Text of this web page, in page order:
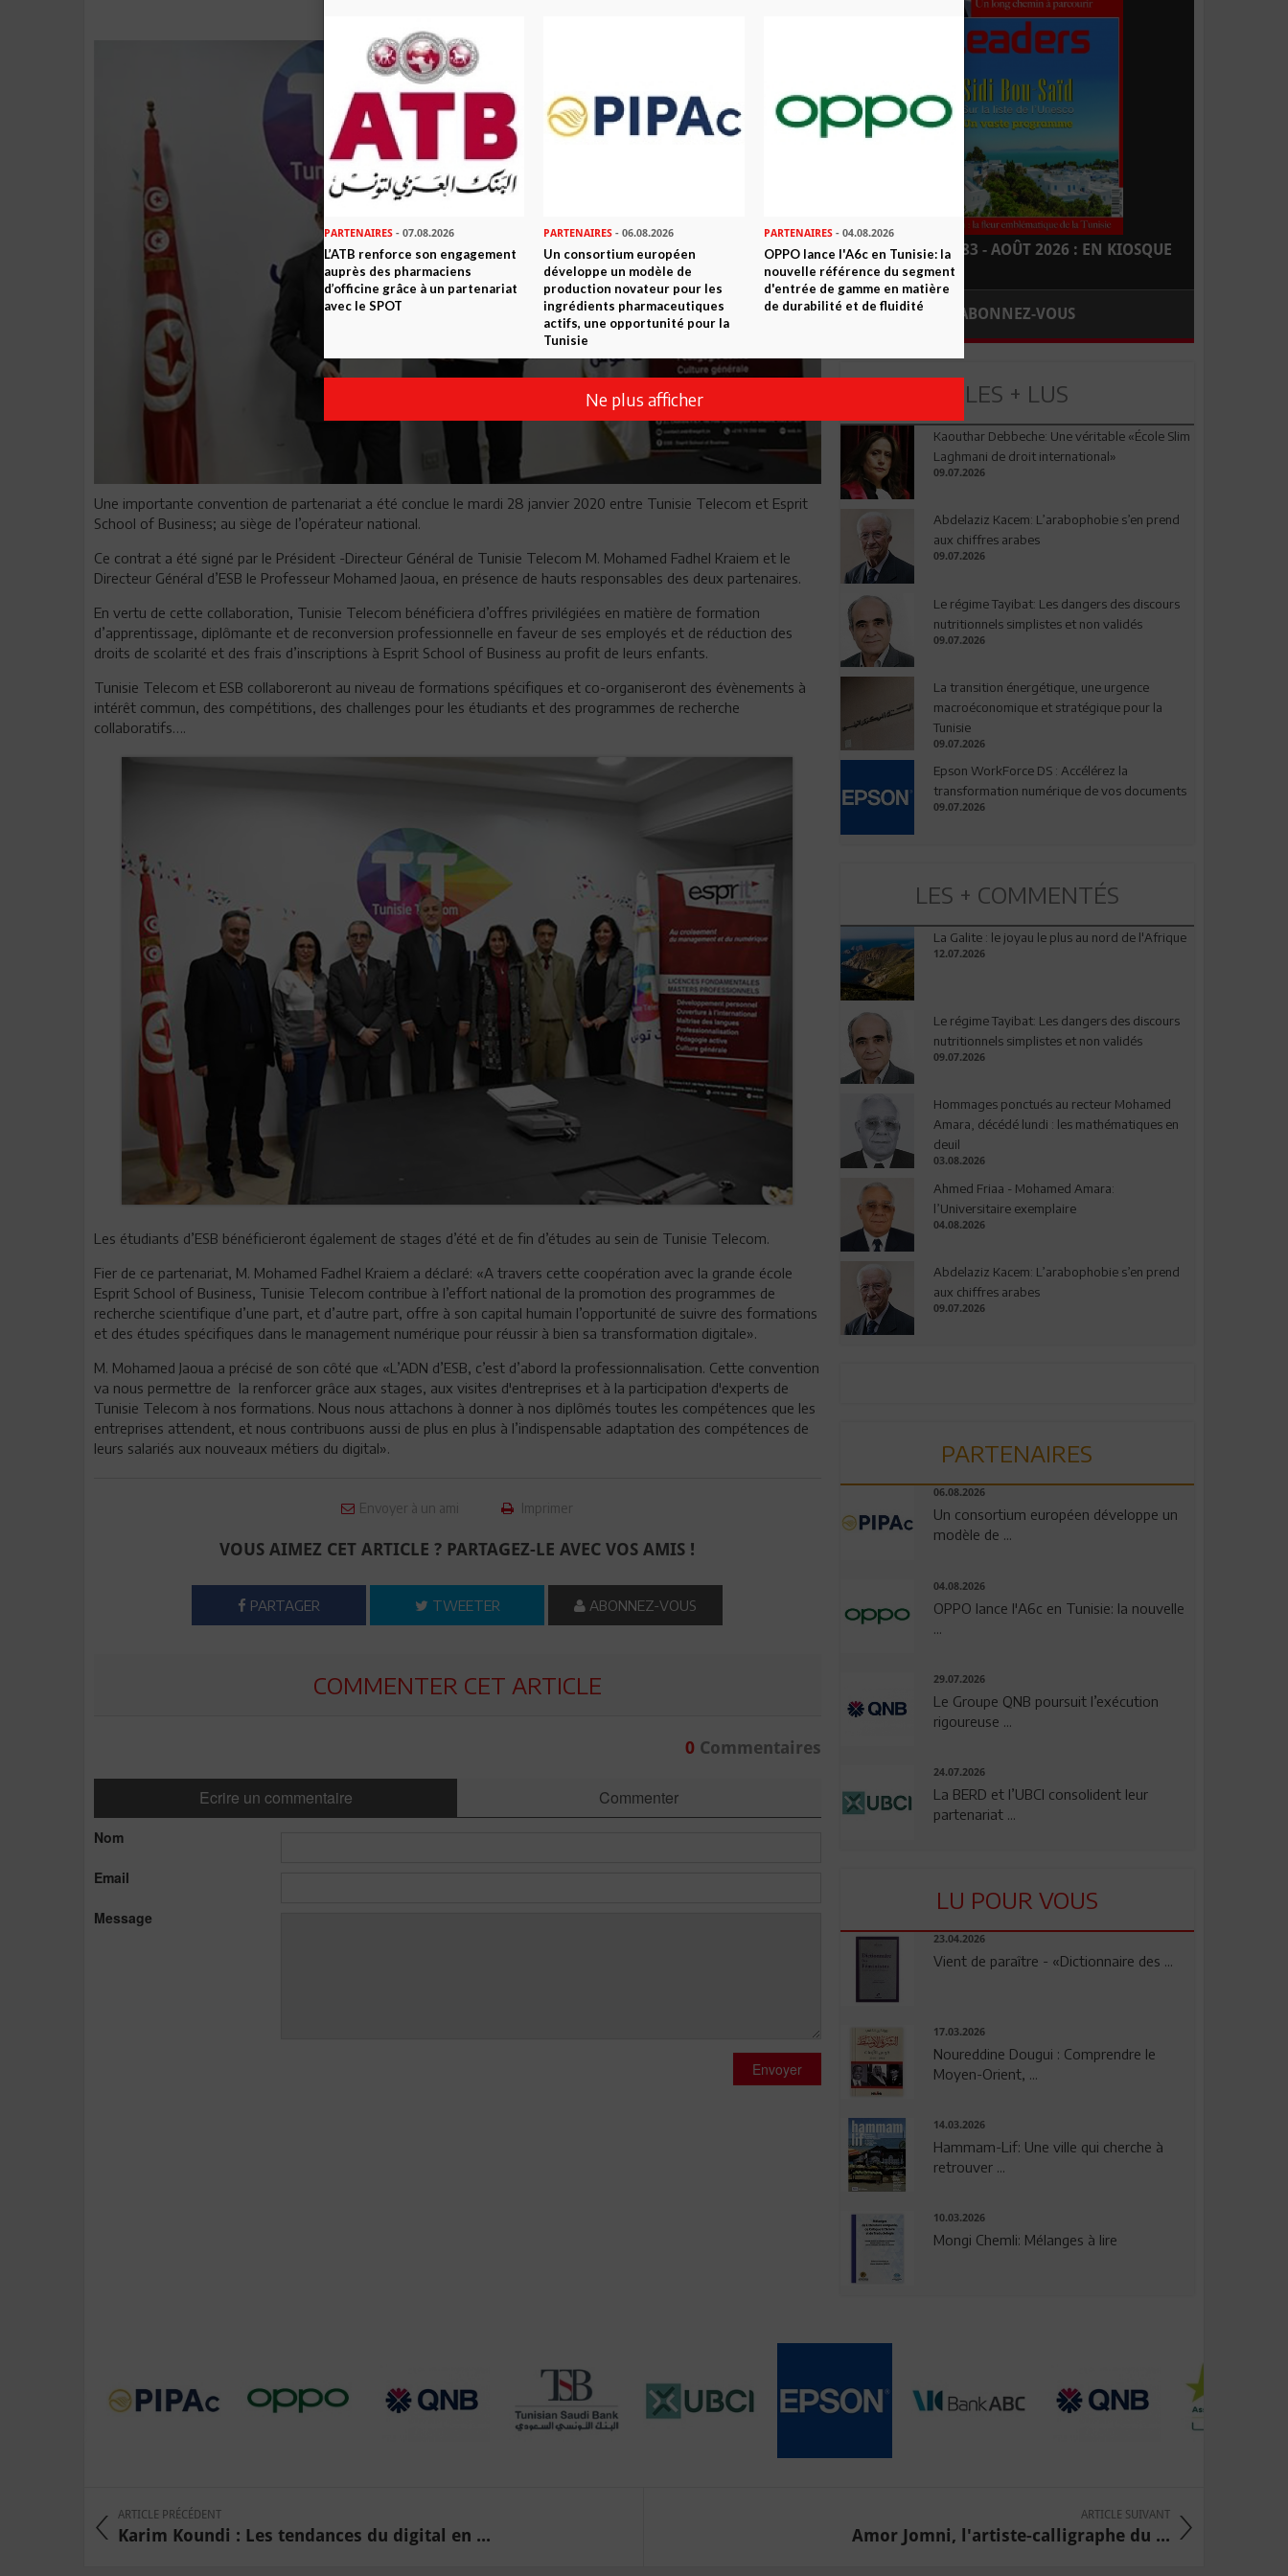
Une importante convention de partenariat a été conclue le mardi 28 janvier 2020 entre Tunisie Telecom et Esprit
School of Business; au siège de l’opérateur national.
Ce contrat a été signé par le Président -Directeur Général de Tunisie Telecom M. Mohamed Fadhel Kraiem et le
Directeur Général d’ESB le Professeur Mohamed Jaoua, en présence de hauts responsables des deux partenaires.
En vertu de cette collaboration, Tunisie Telecom bénéficiera d’offres privilégiées en matière de formation
d’apprentissage, diplômante et de reconversion professionnelle en faveur de ses employés et de réduction des
droits de scolarité et des frais d’inscriptions à Esprit School of Business au profit de leurs enfants.
Tunisie Telecom et ESB collaboreront au niveau de formations spécifiques et co-organiseront des évènements à
intérêt commun, des compétitions, des challenges pour les étudiants et des programmes de recherche
collaboratifs….
Les étudiants d’ESB bénéficieront également de stages d’été et de fin d’études au sein de Tunisie Telecom.
Fier de ce partenariat, M. Mohamed Fadhel Kraiem a déclaré: «A travers cette coopération avec la grande école
Esprit School of Business, Tunisie Telecom contribue à l’effort national de la promotion des programmes de
recherche scientifique d’une part, et d’autre part, offre à son capital humain l’opportunité de suivre des formations
et des études spécifiques dans le management numérique pour réussir à bien sa transformation digitale».
M. Mohamed Jaoua a précisé de son côté que «L’ADN d’ESB, c’est d’abord la professionnalisation. Cette convention
va nous permettre de la renforcer grâce aux stages, aux visites d'entreprises et à la participation d'experts de
Tunisie Telecom à nos formations. Nous nous attachons à donner à nos diplômés toutes les compétences que les
entreprises attendent, et nous contribuons aussi de plus en plus à l’indispensable adaptation des compétences de
leurs salariés aux nouveaux métiers du digital».
Envoyer à un ami Imprimer
VOUS AIMEZ CET ARTICLE ? PARTAGEZ-LE AVEC VOS AMIS !
PARTAGER TWEETER ABONNEZ-VOUS
COMMENTER CET ARTICLE
0Commentaires
Ecrire un commentaire Commenter
Nom
Email
Message
Envoyer
LEADERS N° 183 - AOÛT 2026 : EN KIOSQUE
ABONNEZ-VOUS
LES + LUS
Kaouthar Debbeche: Une véritable «École Slim
Laghmani de droit international»
09.07.2026
Abdelaziz Kacem: L’arabophobie s’en prend
aux chiffres arabes
09.07.2026
Le régime Tayibat: Les dangers des discours
nutritionnels simplistes et non validés
09.07.2026
La transition énergétique, une urgence
macroéconomique et stratégique pour la
Tunisie
09.07.2026
Epson WorkForce DS : Accélérez la
transformation numérique de vos documents
09.07.2026
LES + COMMENTÉS
La Galite : le joyau le plus au nord de l'Afrique
12.07.2026
Le régime Tayibat: Les dangers des discours
nutritionnels simplistes et non validés
09.07.2026
Hommages ponctués au recteur Mohamed
Amara, décédé lundi : les mathématiques en
deuil
03.08.2026
Ahmed Friaa - Mohamed Amara:
l’Universitaire exemplaire
04.08.2026
Abdelaziz Kacem: L’arabophobie s’en prend
aux chiffres arabes
09.07.2026
PARTENAIRES
06.08.2026
Un consortium européen développe un
modèle de ...
04.08.2026
OPPO lance l'A6c en Tunisie: la nouvelle
29.07.2026
Le Groupe QNB poursuit l’exécution
rigoureuse ...
24.07.2026
La BERD et l’UBCI consolident leur
partenariat ...
LU POUR VOUS
23.04.2026
Vient de paraître - «Dictionnaire des ...
17.03.2026
Noureddine Dougui : Comprendre le
Moyen-Orient, ...
14.03.2026
Hammam-Lif: Une ville qui cherche à
retrouver ...
10.03.2026
Mongi Chemli: Mélanges à lire
ARTICLE PRÉCÉDENT
Karim Koundi : Les tendances du digital en ...
ARTICLE SUIVANT
Amor Jomni, l'artiste-calligraphe du ...
PARTENAIRES - 07.08.2026
L’ATB renforce son engagement
auprès des pharmaciens
d’officine grâce à un partenariat
avec le SPOT
PARTENAIRES - 06.08.2026
Un consortium européen
développe un modèle de
production novateur pour les
ingrédients pharmaceutiques
actifs, une opportunité pour la
Tunisie
PARTENAIRES- 04.08.2026
OPPO lance l'A6c en Tunisie: la
nouvelle référence du segment
d'entrée de gamme en matière
de durabilité et de fluidité
Ne plus afficher